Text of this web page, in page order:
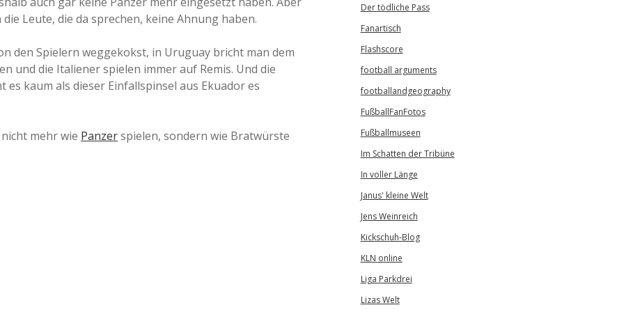
Leute, die da sprechen, keine Ahnung haben.
den Spielern weggekokst, in Uruguay bricht man dem
und die Italiener spielen immer auf Remis. Und die
kaum als dieser Einfallspinsel aus Ekuador es
mehr wie Panzerspielen, sondern wie Bratwürste
Der tödliche Pass
Fanartisch
Flashscore
football arguments
footballandgeography
FußballFanFotos
Fußballmuseen
Im Schatten der Tribüne
In voller Länge
Janus' kleine Welt
Jens Weinreich
Kickschuh-Blog
KLN online
Liga Parkdrei
Lizas Welt